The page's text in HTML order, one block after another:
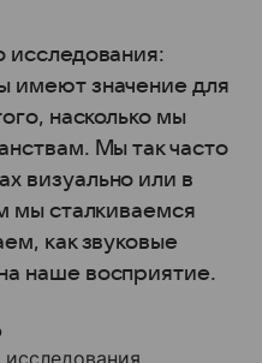
исследования:
имеют значение для
насколько мы
Мы так часто
визуально или в
мы сталкиваемся
как звуковые
наше восприятие.